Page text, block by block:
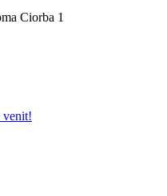
Ciorba 1
venit!